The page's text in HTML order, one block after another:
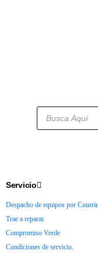
Servicio
Despacho de equipos por
Trae a reparar.
Compromiso Verde
Condiciones de servicio.